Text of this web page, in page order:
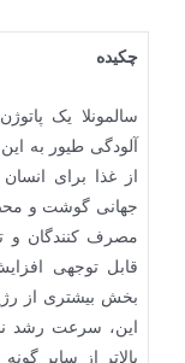
چکیده
سالمونلا یک
آلودگی طیور به
از غذا برای
جهانی گوشت و
مصرف کنندگان و
قابل توجهی
بخش بیشتری از
این، سرعت رشد
بالاتر از سایر